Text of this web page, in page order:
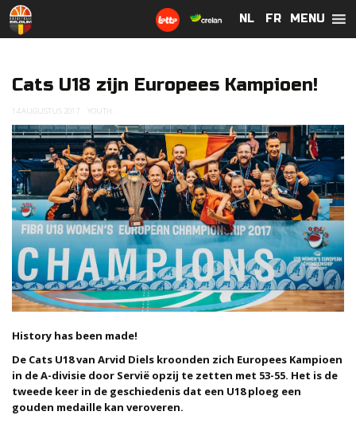
MENU
NL FR
Cats U18 zijn Europees Kampioen!
14 AUGUSTUS 2017 YOUTH
History has been made!
De Cats U18 van Arvid Diels kroonden zich Europees Kampioen
in de A-divisie door Servië opzij te zetten met 53-55. Het is de
tweede keer in de geschiedenis dat een U18 ploeg een
gouden medaille kan veroveren.
NL FR